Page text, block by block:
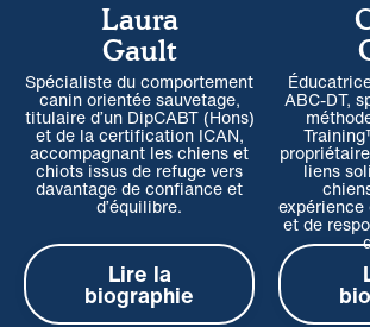
Laura
Gault
Spécialiste du comportement
canin orientée sauvetage,
titulaire d’un DipCABT (Hons)
et de la certification ICAN,
accompagnant les chiens et
chiots issus de refuge vers
davantage de confiance et
d’équilibre.
Lire la
biographie
ABC-DT,
liens
expérience
et de